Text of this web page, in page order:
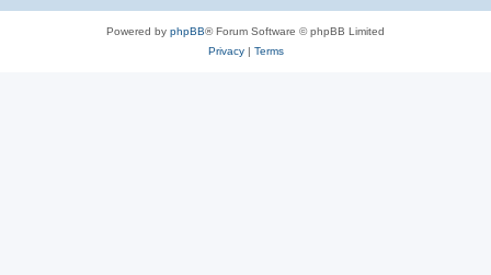
Powered by phpBB® Forum Software © phpBB Limited
Privacy| Terms